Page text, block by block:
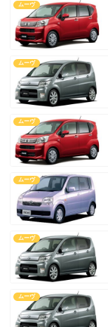
ムーヴ
ムーヴ
ムーヴ
ムーヴ
ムーヴ
ムーヴ